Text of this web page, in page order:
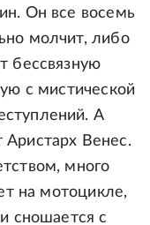
Он все восемь
молчит, либо
бессвязную
с мистической
А
Аристарх Венес.
много
на мотоцикле,
сношается с